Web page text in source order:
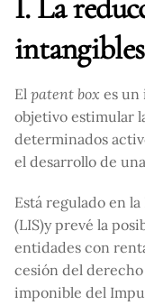
El patent box es un
objetivo estimular
determinados
el desarrollo de
Está regulado en
(LIS)y prevé la
entidades con
cesión del
imponible del